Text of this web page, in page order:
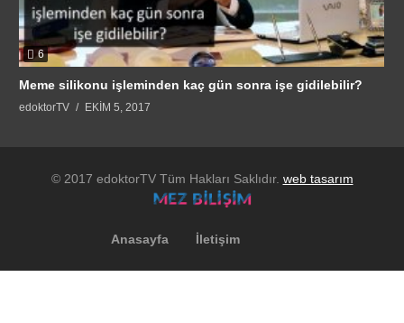
6
Meme silikonu işleminden kaç gün sonra işe gidilebilir?
edoktorTV EKIM 5, 2017
© 2017 edoktorTV Tüm Hakları Saklıdır. web tasarım
Anasayfa İletişim